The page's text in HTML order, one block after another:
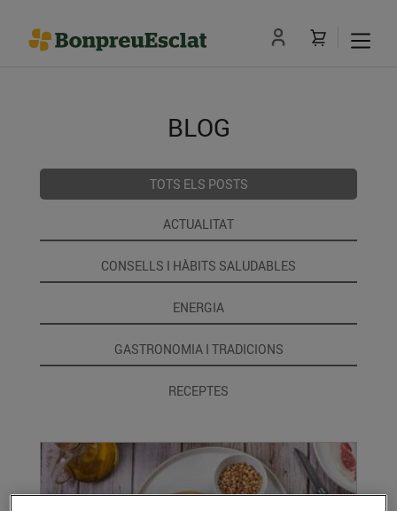
BLOG
TOTS ELS POSTS
ACTUALITAT
CONSELLS I HÀBITS SALUDABLES
ENERGIA
GASTRONOMIA I TRADICIONS
RECEPTES